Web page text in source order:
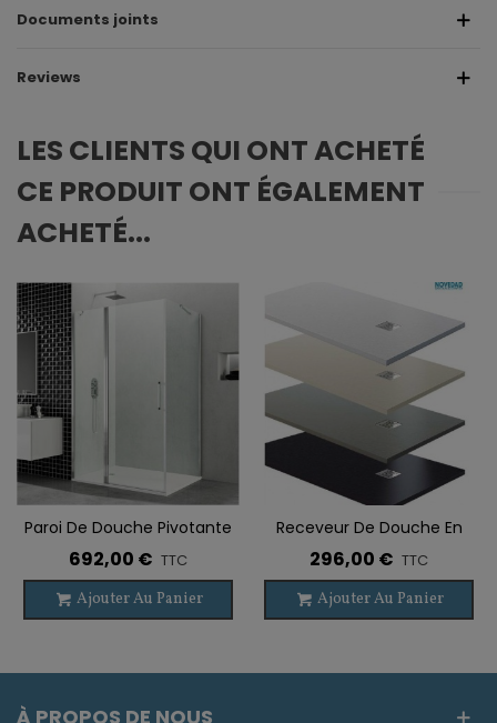
Documents joints
Reviews
LES CLIENTS QUI ONT ACHETÉ
CE PRODUIT ONT ÉGALEMENT
ACHETÉ...
Paroi De Douche Pivotante
Avec Vitre Fixe OPEN + Fixe
Latéral
692,00 € TTC
Ajouter Au Panier
Receveur De Douche En
Ardoise ALEXIA
296,00 € TTC
Ajouter Au Panier
À PROPOS DE NOUS